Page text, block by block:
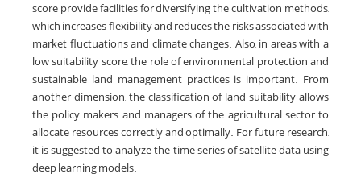
score provide facilities for diversifying the cultivation methods,
which increases flexibility and reduces the risks associated with
market fluctuations and climate changes. Also, in areas with a
low suitability score, the role of environmental protection and
sustainable land management practices is important. From
another dimension, the classification of land suitability allows
the policy makers and managers of the agricultural sector to
allocate resources correctly and optimally. For future research,
it is suggested to analyze the time series of satellite data using
deep learning models.